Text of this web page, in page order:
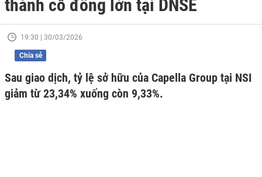
thành cổ đông lớn tại DNSE
19:30 | 30/03/2026
Chia sẻ
Sau giao dịch, tỷ lệ sở hữu của Capella Group tại NSI
giảm từ 23,34% xuống còn 9,33%.